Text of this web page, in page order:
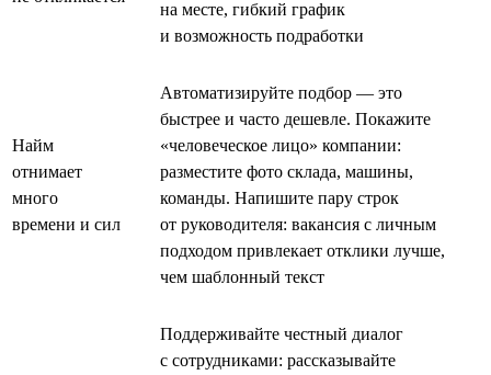
на месте, гибкий график
и возможность подработки
Найм
отнимает
много
времени и сил
Автоматизируйте подбор — это
быстрее и часто дешевле. Покажите
«человеческое лицо» компании:
разместите фото склада, машины,
команды. Напишите пару строк
от руководителя: вакансия с личным
подходом привлекает отклики лучше,
чем шаблонный текст
Поддерживайте честный диалог
с сотрудниками: рассказывайте